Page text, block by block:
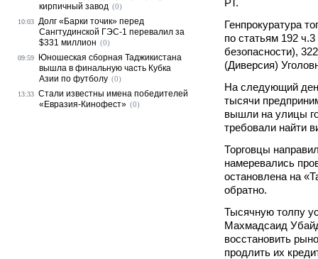
РТ.
Генпрокуратура
по статьям 192
безопасности),
(Диверсия)
На следующий
тысячи
вышли на улицы
требовали найти
Торговцы
намеревались
остановлена на
обратно.
Тысячную толпу
Махмадсаид
восстановить
продлить их
кирпичный завод (0)
10:03 Долг «Барки точик» перед
Сангтудинской ГЭС-1 перевалил за
$331 миллион (0)
09:59
Юношеская сборная Таджикистана
вышла в финальную часть Кубка
Азии по футболу (0)
13:33 Стали известны имена победителей
«Евразия-Кинофест» (0)